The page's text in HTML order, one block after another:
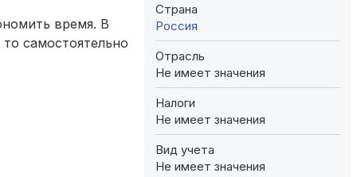
время. В
самостоятельно
Страна
Россия
Отрасль
Не имеет значения
Налоги
Не имеет значения
Вид учета
Не имеет значения